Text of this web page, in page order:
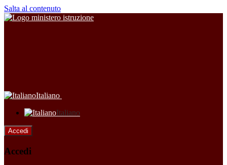
Salta al contenuto
Italiano
Italiano
Accedi
Accedi